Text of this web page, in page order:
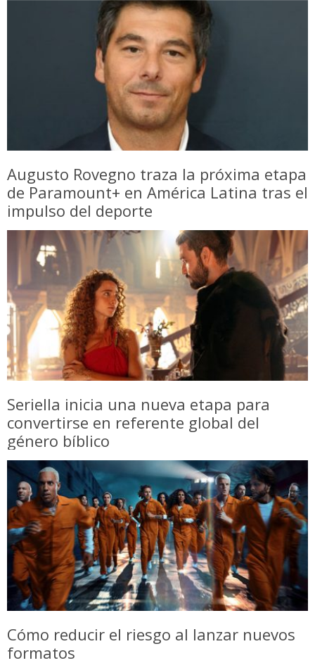
Augusto Rovegno traza la próxima etapa
de Paramount+ en América Latina tras el
impulso del deporte
Seriella inicia una nueva etapa para
convertirse en referente global del
género bíblico
Cómo reducir el riesgo al lanzar nuevos
formatos